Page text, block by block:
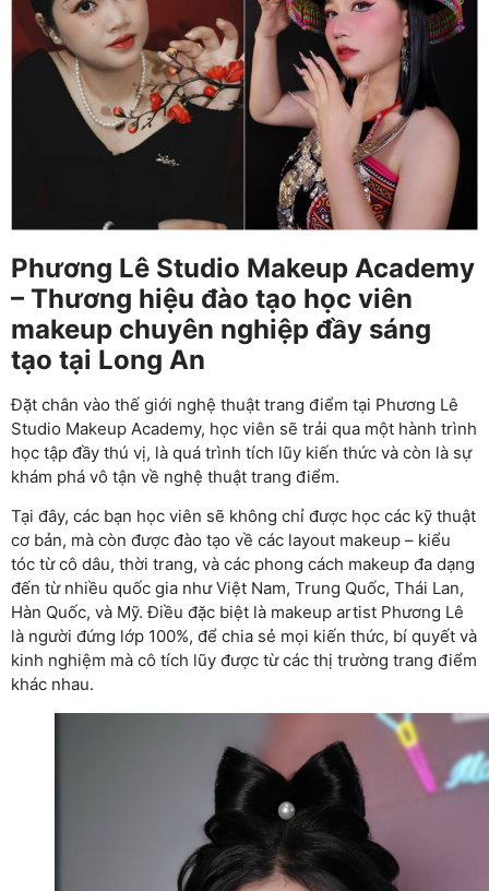
Phương Lê Studio Makeup Academy
– Thương hiệu đào tạo học viên
makeup chuyên nghiệp đầy sáng
tạo tại Long An
Đặt chân vào thế giới nghệ thuật trang điểm tại Phương Lê
Studio Makeup Academy, học viên sẽ trải qua một hành trình
học tập đầy thú vị, là quá trình tích lũy kiến thức và còn là sự
khám phá vô tận về nghệ thuật trang điểm.
Tại đây, các bạn học viên sẽ không chỉ được học các kỹ thuật
cơ bản, mà còn được đào tạo về các layout makeup – kiểu
tóc từ cô dâu, thời trang, và các phong cách makeup đa dạng
đến từ nhiều quốc gia như Việt Nam, Trung Quốc, Thái Lan,
Hàn Quốc, và Mỹ. Điều đặc biệt là makeup artist Phương Lê
là người đứng lớp 100%, để chia sẻ mọi kiến thức, bí quyết và
kinh nghiệm mà cô tích lũy được từ các thị trường trang điểm
khác nhau.